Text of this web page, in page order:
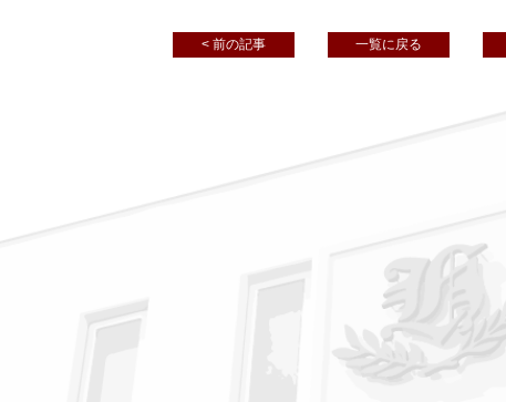
< 前の記事 一覧に戻る